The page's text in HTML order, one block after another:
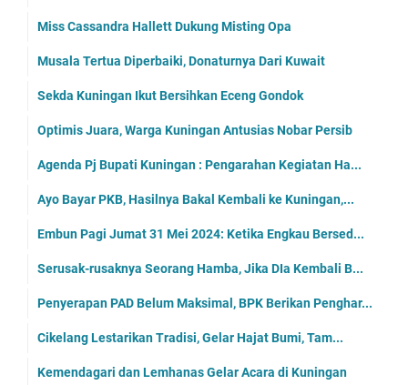
Miss Cassandra Hallett Dukung Misting Opa
Musala Tertua Diperbaiki, Donaturnya Dari Kuwait
Sekda Kuningan Ikut Bersihkan Eceng Gondok
Optimis Juara, Warga Kuningan Antusias Nobar Persib
Agenda Pj Bupati Kuningan : Pengarahan Kegiatan Ha...
Ayo Bayar PKB, Hasilnya Bakal Kembali ke Kuningan,...
Embun Pagi Jumat 31 Mei 2024: Ketika Engkau Bersed...
Serusak-rusaknya Seorang Hamba, Jika DIa Kembali B...
Penyerapan PAD Belum Maksimal, BPK Berikan Penghar...
Cikelang Lestarikan Tradisi, Gelar Hajat Bumi, Tam...
Kemendagari dan Lemhanas Gelar Acara di Kuningan